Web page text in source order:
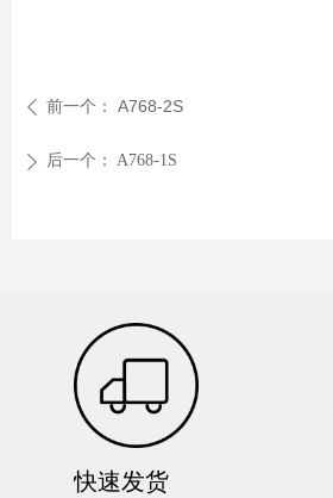
ꄴ 前一个： A768-2S
ꄲ 后一个： A768-1S
快速发货